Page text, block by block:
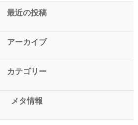
最近の投稿
アーカイブ
カテゴリー
メタ情報